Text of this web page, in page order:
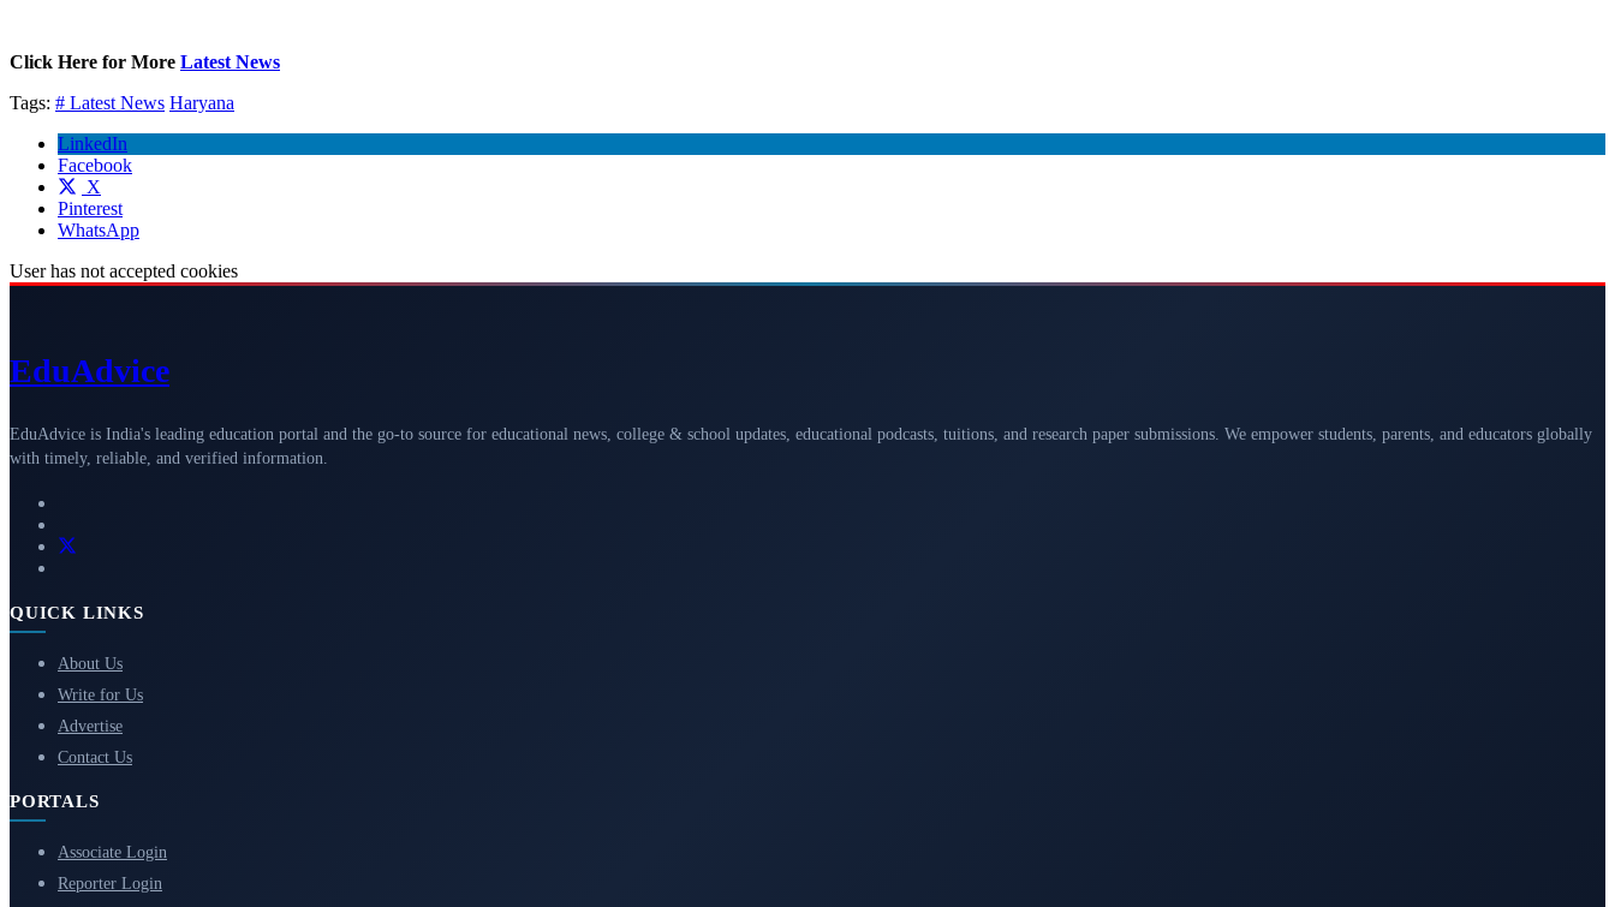
Click Here for More Latest News
Tags: # Latest News Haryana
LinkedIn
Facebook
X
Pinterest
WhatsApp
User has not accepted cookies
EduAdvice
EduAdvice is India's leading education portal and the go-to source for educational news, college & school updates, educational podcasts, tuitions, and research paper submissions. We empower students, parents, and educators globally
with timely, reliable, and verified information.
QUICK LINKS
About Us
Write for Us
Advertise
Contact Us
PORTALS
Associate Login
Reporter Login